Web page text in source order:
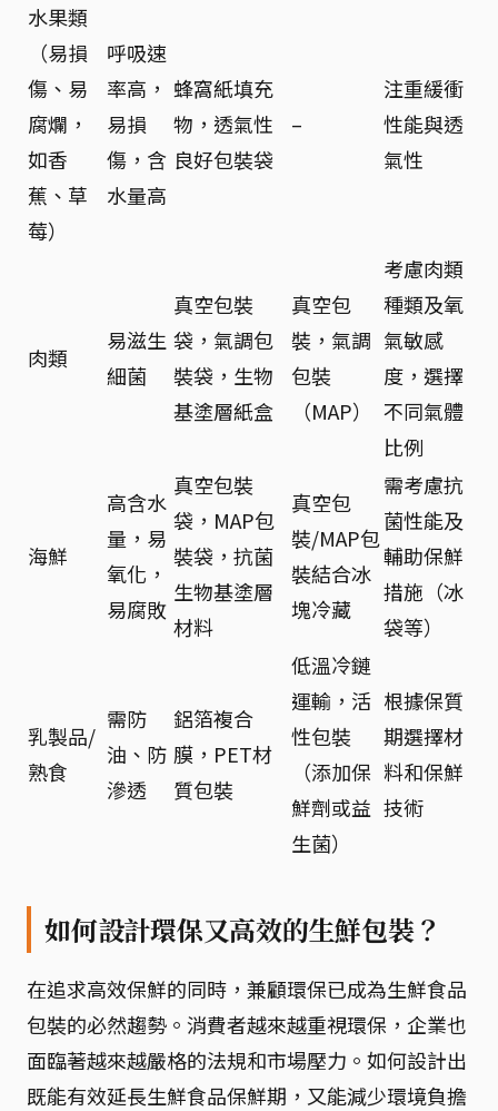
水果類
（易損
傷、易
腐爛，
如香
蕉、草
莓）
呼吸速
率高，
易損
傷，含
水量高
蜂窩紙填充
物，透氣性
良好包裝袋
–
注重緩衝
性能與透
氣性
肉類
易滋生
細菌
真空包裝
袋，氣調包
裝袋，生物
基塗層紙盒
真空包
裝，氣調
包裝
（MAP）
考慮肉類
種類及氧
氣敏感
度，選擇
不同氣體
比例
海鮮
高含水
量，易
氧化，
易腐敗
真空包裝
袋，MAP包
裝袋，抗菌
生物基塗層
材料
真空包
裝/MAP包
裝結合冰
塊冷藏
需考慮抗
菌性能及
輔助保鮮
措施（冰
袋等）
乳製品/
熟食
需防
油、防
滲透
鋁箔複合
膜，PET材
質包裝
低溫冷鏈
運輸，活
性包裝
（添加保
鮮劑或益
生菌）
根據保質
期選擇材
料和保鮮
技術
如何設計環保又高效的生鮮包裝？
在追求高效保鮮的同時，兼顧環保已成為生鮮食品
包裝的必然趨勢。消費者越來越重視環保，企業也
面臨著越來越嚴格的法規和市場壓力。如何設計出
既能有效延長生鮮食品保鮮期，又能減少環境負擔